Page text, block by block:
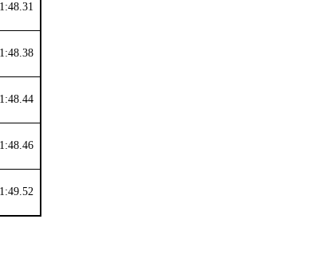
1:48.31
1:48.38
1:48.44
1:48.46
1:49.52